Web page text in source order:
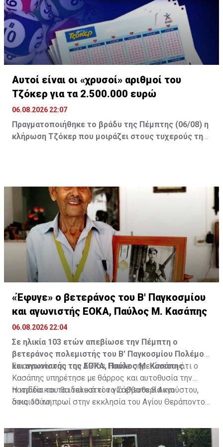
Αυτοί είναι οι «χρυσοί» αριθμοί του
Τζόκερ για τα 2.500.000 ευρώ
06.08.2026 22:07
Πραγματοποιήθηκε το βράδυ της Πέμπτης (06/08) η
κλήρωση Τζόκερ που μοιράζει στους τυχερούς της
«Έφυγε» ο βετεράνος του Β' Παγκοσμίου
και αγωνιστής ΕΟΚΑ, Παύλος Μ. Κασάπης
06.08.2026 22:04
Σε ηλικία 103 ετών απεβίωσε την Πέμπτη ο
βετεράνος πολεμιστής του Β' Παγκοσμίου Πολέμου
και αγωνιστής της ΕΟΚΑ, Παύλος Μ. Κασάπης.
Σε ανακοίνωση του ARTos House σημειώνεται ότι ο
Κασάπης υπηρέτησε με θάρρος και αυτοθυσία την
πατρίδα και τα ιδανικά του για ελευθερία και
δικαιοσύνη.
Η κηδεία του θα τελεστεί το Σάββατο 8 Αυγούστου,
στις 10 το πρωί στην εκκλησία του Αγίου Θεράποντος
Πηγή: ΚΥΠΕ